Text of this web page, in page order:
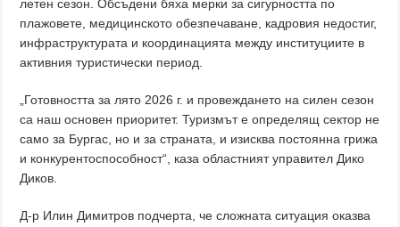
летен сезон. Обсъдени бяха мерки за сигурността по
плажовете, медицинското обезпечаване, кадровия недостиг,
инфраструктурата и координацията между институциите в
активния туристически период.
„Готовността за лято 2026 г. и провеждането на силен сезон
са наш основен приоритет. Туризмът е определящ сектор не
само за Бургас, но и за страната, и изисква постоянна грижа
и конкурентоспособност“, каза областният управител Дико
Диков.
Д-р Илин Димитров подчерта, че сложната ситуация оказва